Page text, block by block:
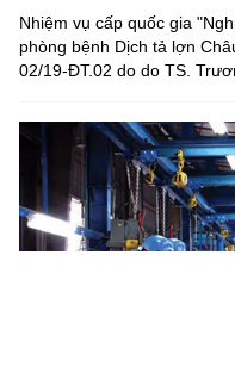
Nhiệm vụ cấp quốc gia
phòng bệnh Dịch tả lợn
02/19-ĐT.02 do do TS.